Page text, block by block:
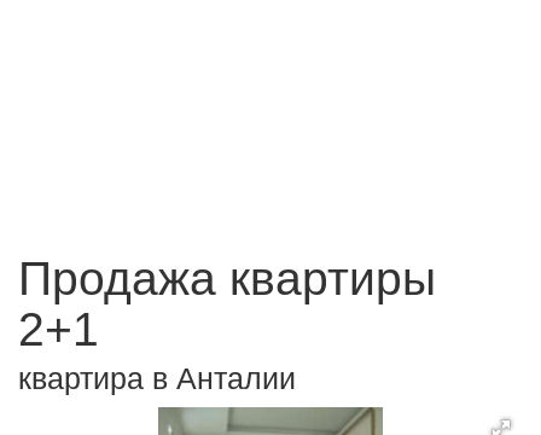
Продажа квартиры
2+1
квартира в Анталии